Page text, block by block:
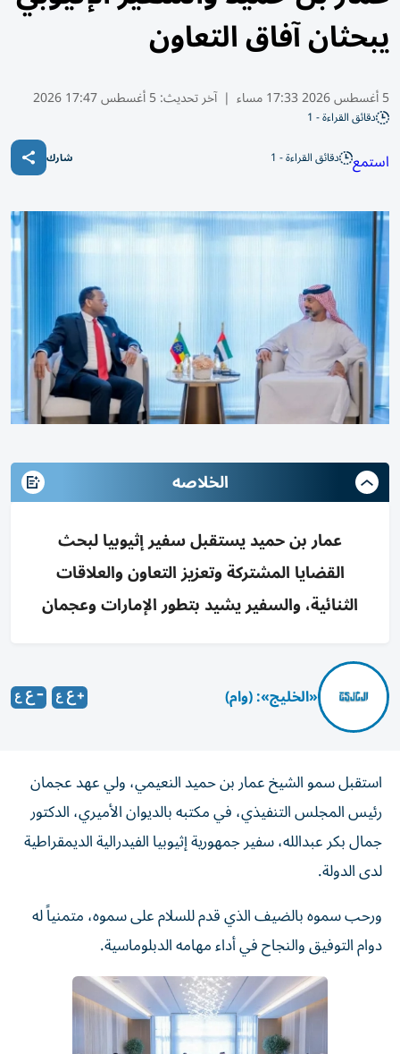
يبحثان آفاق التعاون
5 أغسطس 2026 17:33 مساء | آخر تحديث:5 أغسطس 17:47 2026
دقائق القراءة - 1
استمع دقائق القراءة - 1 شارك
الخلاصه
عمار بن حميد يستقبل سفير إثيوبيا لبحث
القضايا المشتركة وتعزيز التعاون والعلاقات
الثنائية، والسفير يشيد بتطور الإمارات وعجمان
«الخليج»: (وام)
استقبل سمو الشيخ عمار بن حميد النعيمي، ولي عهد عجمان
رئيس المجلس التنفيذي، في مكتبه بالديوان الأميري، الدكتور
جمال بكر عبدالله، سفير جمهورية إثيوبيا الفيدرالية الديمقراطية
لدى الدولة.
ورحب سموه بالضيف الذي قدم للسلام على سموه، متمنياً له
دوام التوفيق والنجاح في أداء مهامه الدبلوماسية.